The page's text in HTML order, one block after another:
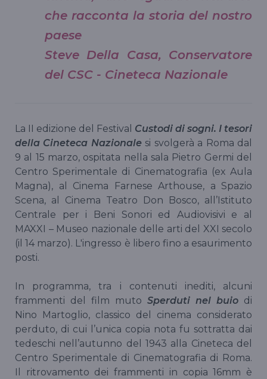
che racconta la storia del nostro
paese
Steve Della Casa, Conservatore
del CSC - Cineteca Nazionale
La II edizione del Festival Custodi di sogni. I tesori
della Cineteca Nazionalesi svolgerà a Roma dal
9 al 15 marzo, ospitata nella sala Pietro Germi del
Centro Sperimentale di Cinematografia (ex Aula
Magna), al Cinema Farnese Arthouse, a Spazio
Scena, al Cinema Teatro Don Bosco, all’Istituto
Centrale per i Beni Sonori ed Audiovisivi e al
MAXXI – Museo nazionale delle arti del XXI secolo
(il 14 marzo). L'ingresso è libero fino a esaurimento
posti.
In programma, tra i contenuti inediti, alcuni
frammenti del film muto Sperduti nel buio di
Nino Martoglio, classico del cinema considerato
perduto, di cui l’unica copia nota fu sottratta dai
tedeschi nell’autunno del 1943 alla Cineteca del
Centro Sperimentale di Cinematografia di Roma.
Il ritrovamento dei frammenti in copia 16mm è